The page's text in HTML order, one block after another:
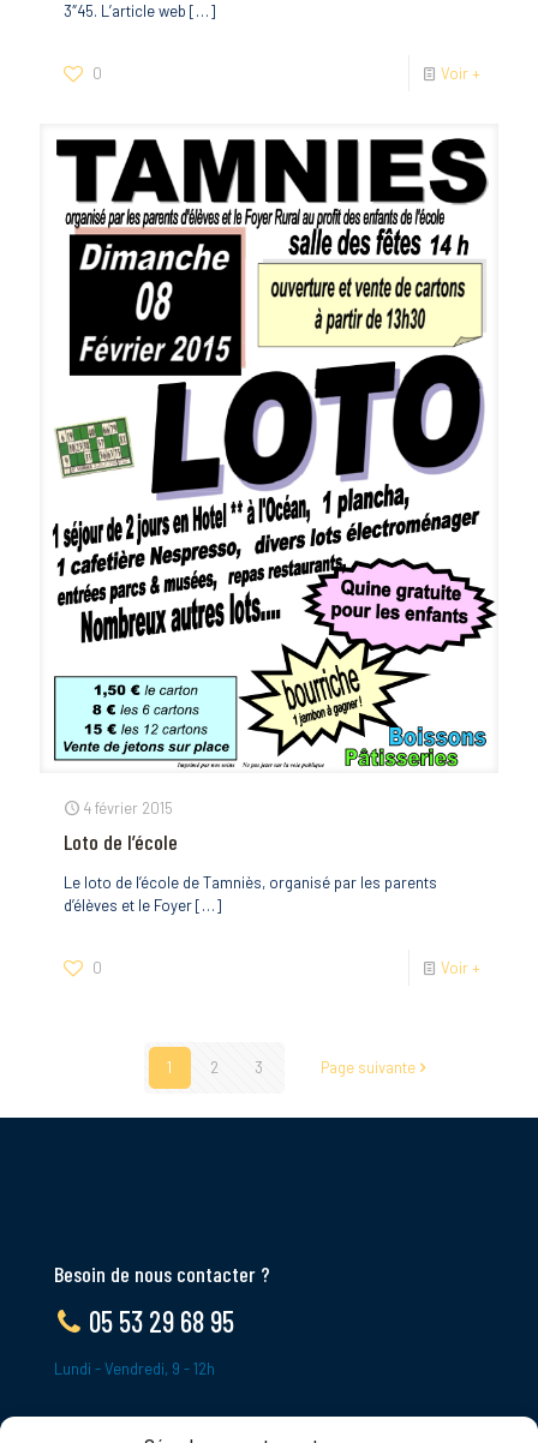
3″45. L’article web […]
0 Voir +
4 février 2015
Loto de l’école
Le loto de l’école de Tamniès, organisé par les parents
d’élèves et le Foyer[…]
0 Voir +
1 2 3 Page suivante
Besoin de nous contacter ?
05 53 29 68 95
Lundi - Vendredi, 9 - 12h